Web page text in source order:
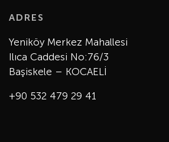
ADRES
Yeniköy Merkez Mahallesi
Ilıca Caddesi No:76/3
Başiskele – KOCAELİ
+90 532 479 29 41